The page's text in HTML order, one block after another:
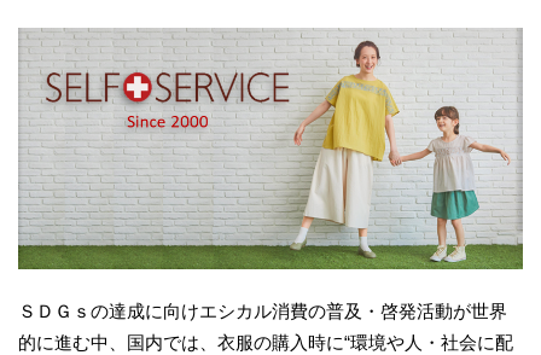
ＳＤＧｓの達成に向けエシカル消費の普及・啓発活動が世界
的に進む中、国内では、衣服の購入時に“環境や人・社会に配